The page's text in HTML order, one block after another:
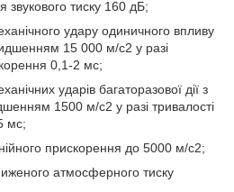
звукового тиску 160 дБ;
удару одиничного впливу
15 000 м/с2 у разі
0,1-2 мс;
ударів багаторазової дії з
1500 м/с2 у разі тривалості
мс;
прискорення до 5000 м/с2;
атмосферного тиску